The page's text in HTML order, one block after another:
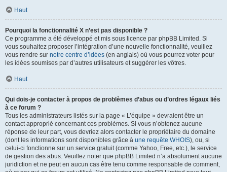
Haut
Pourquoi la fonctionnalité X n’est pas disponible ?
Ce programme a été développé et mis sous licence par phpBB Limited. Si
vous souhaitez proposer l’intégration d’une nouvelle fonctionnalité, veuillez
vous rendre sur notre centre d’idées (en anglais) où vous pourrez voter pour
les idées soumises par d’autres utilisateurs et suggérer les vôtres.
Haut
Qui dois-je contacter à propos de problèmes d’abus ou d’ordres légaux liés
à ce forum ?
Tous les administrateurs listés sur la page « L’équipe » devraient être un
contact approprié concernant ces problèmes. Si vous n’obtenez aucune
réponse de leur part, vous devriez alors contacter le propriétaire du domaine
(dont les informations sont disponibles grâce à une requête WHOIS), ou, si
celui-ci fonctionne sur un service gratuit (comme Yahoo, Free, etc.), le service
de gestion des abus. Veuillez noter que phpBB Limited n’a absolument aucune
juridiction et ne peut en aucun cas être tenu comme responsable de comment,